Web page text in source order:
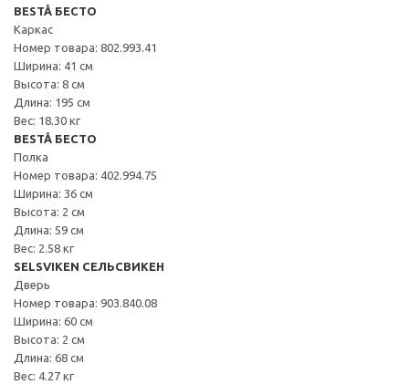
BESTÅ БЕСТО
Каркас
Номер товара: 802.993.41
Ширина: 41 см
Высота: 8 см
Длина: 195 см
Вес: 18.30 кг
BESTÅ БЕСТО
Полка
Номер товара: 402.994.75
Ширина: 36 см
Высота: 2 см
Длина: 59 см
Вес: 2.58 кг
SELSVIKEN СЕЛЬСВИКЕН
Дверь
Номер товара: 903.840.08
Ширина: 60 см
Высота: 2 см
Длина: 68 см
Вес: 4.27 кг